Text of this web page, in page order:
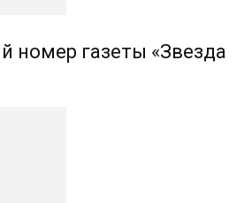
номер газеты «Звезда